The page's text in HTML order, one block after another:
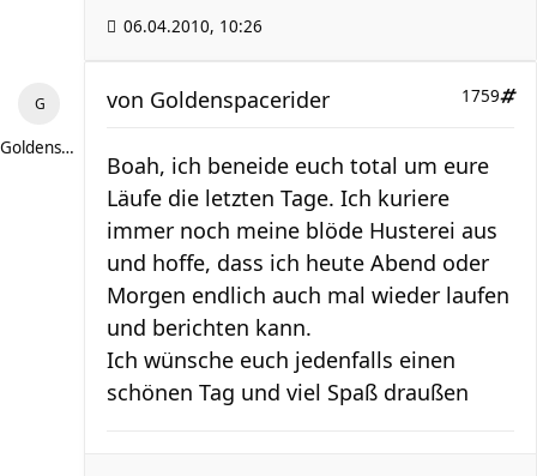
06.04.2010, 10:26
Goldenspacerider
1759
von Goldenspacerider
Boah, ich beneide euch total um eure
Läufe die letzten Tage. Ich kuriere
immer noch meine blöde Husterei aus
und hoffe, dass ich heute Abend oder
Morgen endlich auch mal wieder laufen
und berichten kann.
Ich wünsche euch jedenfalls einen
schönen Tag und viel Spaß draußen